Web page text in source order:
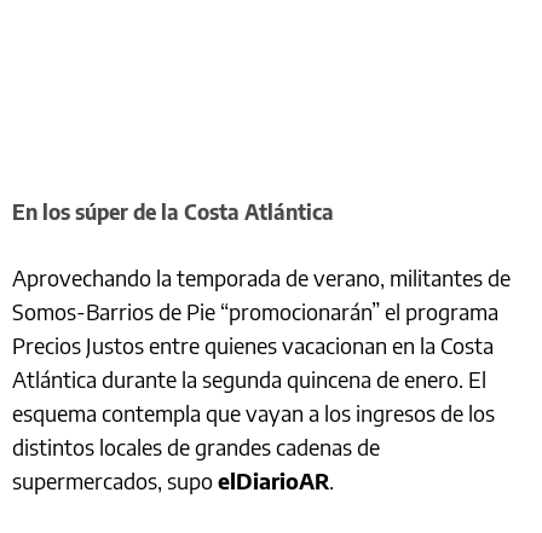
En los súper de la Costa Atlántica
Aprovechando la temporada de verano, militantes de
Somos-Barrios de Pie “promocionarán” el programa
Precios Justos entre quienes vacacionan en la Costa
Atlántica durante la segunda quincena de enero. El
esquema contempla que vayan a los ingresos de los
distintos locales de grandes cadenas de
supermercados, supoelDiarioAR.